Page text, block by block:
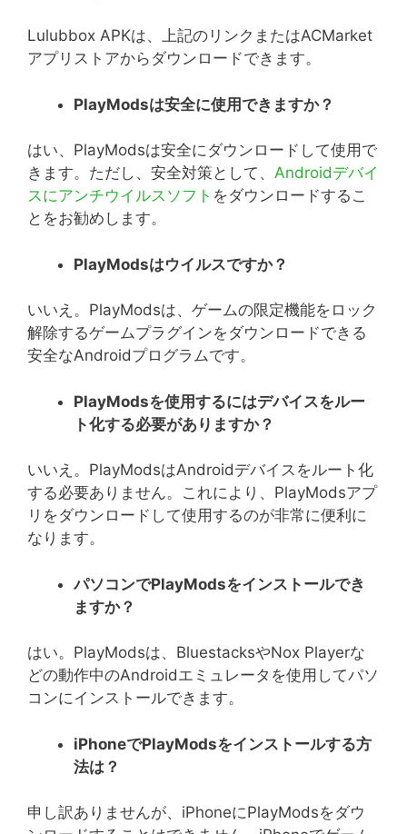
Lulubbox APKは、上記のリンクまたはACMarket
アプリストアからダウンロードできます。
PlayModsは安全に使用できますか？
はい、PlayModsは安全にダウンロードして使用で
きます。ただし、安全対策として、 Androidデバイ
スにアンチウイルスソフト をダウンロードするこ
とをお勧めします。
PlayModsはウイルスですか？
いいえ。PlayModsは、ゲームの限定機能をロック
解除するゲームプラグインをダウンロードできる
安全なAndroidプログラムです。
PlayModsを使用するにはデバイスをルー
ト化する必要がありますか？
いいえ。PlayModsはAndroidデバイスをルート化
する必要ありません。これにより、PlayModsアプ
リをダウンロードして使用するのが非常に便利に
なります。
パソコンでPlayModsをインストールでき
ますか？
はい。PlayModsは、BluestacksやNox Playerな
どの動作中のAndroidエミュレータを使用してパソ
コンにインストールできます。
iPhoneでPlayModsをインストールする方
法は？
申し訳ありませんが、iPhoneにPlayModsをダウ